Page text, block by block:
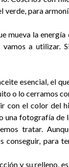
verde, para
mueva la energía
a utilizar.
esencial, el
o lo cerramos
con el color del
una fotografía de
tratar.
conseguir, para
y su relleno,